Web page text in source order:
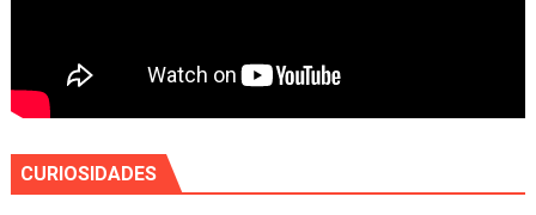
CURIOSIDADES